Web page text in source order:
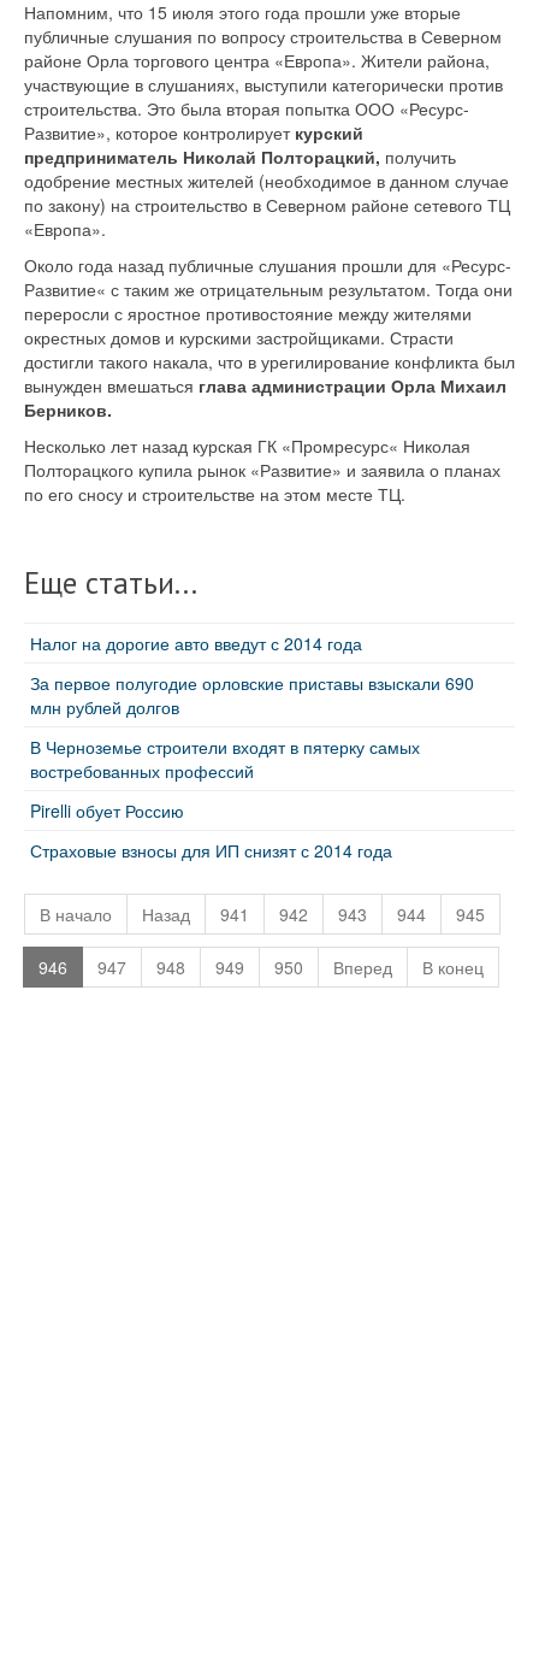
Напомним, что 15 июля этого года прошли уже вторые
публичные слушания по вопросу строительства в Северном
районе Орла торгового центра «Европа». Жители района,
участвующие в слушаниях, выступили категорически против
строительства. Это была вторая попытка ООО «Ресурс-
Развитие», которое контролирует курский
предприниматель Николай Полторацкий, получить
одобрение местных жителей (необходимое в данном случае
по закону) на строительство в Северном районе сетевого ТЦ
«Европа».
Около года назад публичные слушания прошли для «Ресурс-
Развитие« с таким же отрицательным результатом. Тогда они
переросли с яростное противостояние между жителями
окрестных домов и курскими застройщиками. Страсти
достигли такого накала, что в урегилирование конфликта был
вынужден вмешаться глава администрации Орла Михаил
Берников.
Несколько лет назад курская ГК «Промресурс« Николая
Полторацкого купила рынок «Развитие» и заявила о планах
по его сносу и строительстве на этом месте ТЦ.
Еще статьи...
Налог на дорогие авто введут с 2014 года
За первое полугодие орловские приставы взыскали 690
млн рублей долгов
В Черноземье строители входят в пятерку самых
востребованных профессий
Pirelli обует Россию
Страховые взносы для ИП снизят с 2014 года
В начало Назад 941 942 943 944 945
946 947 948 949 950 Вперед В конец